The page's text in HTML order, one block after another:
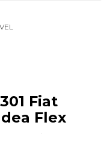
Fiat
Flex